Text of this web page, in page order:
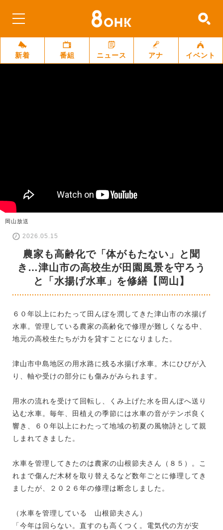
新着 番組 ニュース アナ イベント
岡山放送
2026.05.15
農家も高齢化で「体がもたない」と聞
き…津山市の高校生が田園風景を守ろう
と「水揚げ水車」を修繕【岡山】
６０年以上にわたって田んぼを潤してきた津山市の水揚げ
水車。管理している農家の高齢化で修理が難しくなる中、
地元の高校生たちが力を貸すことになりました。
津山市中島地区の用水路に残る水揚げ水車。木にひびが入
り、軸や受けの部分にも傷みがみられます。
用水の流れを受けて回転し、くみ上げた水を田んぼへ送り
込む水車。毎年、田植えの季節には水車の音がテンポ良く
響き、６０年以上にわたって地域の初夏の風物詩として親
しまれてきました。
水車を管理してきたのは農家の山根節夫さん（８５）。こ
れまで傷んだ木材を取り替えるなど数年ごとに修理してき
ましたが、２０２６年の修理は断念しました。
（水車を管理している 山根節夫さん）
「今年は回らない。直すのも高くつく。電気代の方が安